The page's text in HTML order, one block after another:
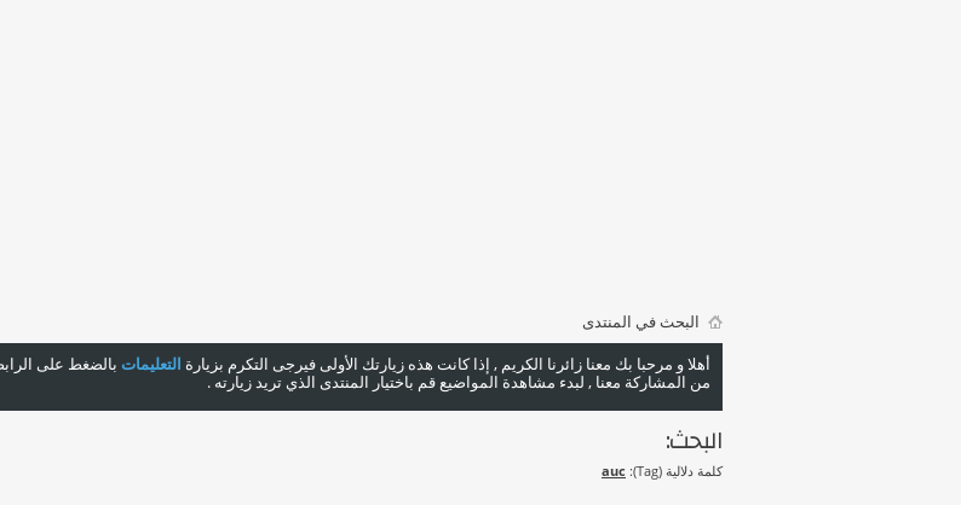
البحث في المنتدى
أهلا و مرحبا بك معنا زائرنا الكريم , إذا كانت هذه زيارتك الأولى فيرجى التكرم بزيارة التعليمات بالضغط على
من المشاركة معنا , لبدء مشاهدة المواضيع قم باختيار المنتدى الذي تريد زيارته .
البحث:
كلمة دلالية (Tag): auc